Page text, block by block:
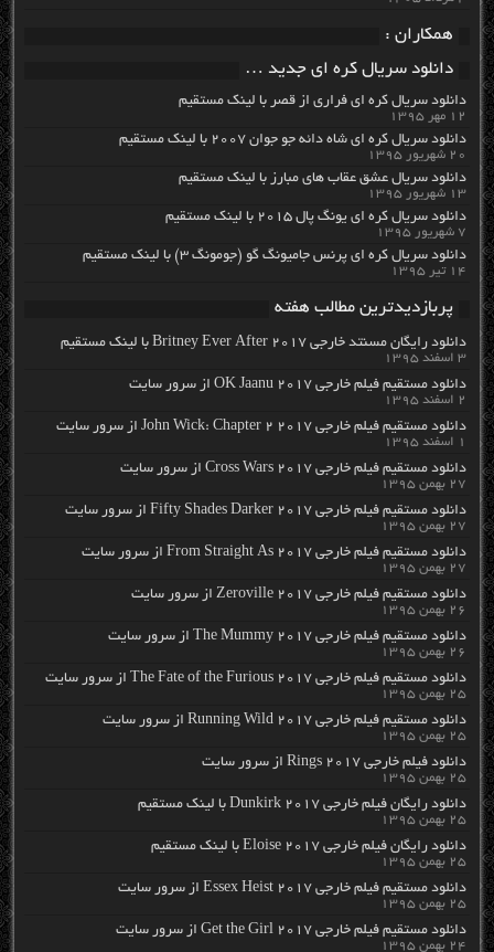
همکاران :
دانلود سریال کره ای جدید …
دانلود سریال کره ای فراری از قصر با لینک مستقیم
۱۲ مهر ۱۳۹۵
دانلود سریال کره ای شاه دائه جو جوان ۲۰۰۷ با لینک مستقیم
۲۰ شهریور ۱۳۹۵
دانلود سریال عشق عقاب های مبارز با لینک مستقیم
۱۳ شهریور ۱۳۹۵
دانلود سریال کره ای یونگ پال ۲۰۱۵ با لینک مستقیم
۷ شهریور ۱۳۹۵
دانلود سریال کره ای پرنس جامیونگ گو (جومونگ ۳) با لینک مستقیم
۱۴ تیر ۱۳۹۵
پربازدیدترین مطالب هفته
دانلود رایگان مسنتد خارجی Britney Ever After 2017 با لینک مستقیم
۳ اسفند ۱۳۹۵
دانلود مستقیم فیلم خارجی OK Jaanu 2017 از سرور سایت
۲ اسفند ۱۳۹۵
دانلود مستقیم فیلم خارجی John Wick: Chapter 2 2017 از سرور سایت
۱ اسفند ۱۳۹۵
دانلود مستقیم فیلم خارجی Cross Wars 2017 از سرور سایت
۲۷ بهمن ۱۳۹۵
دانلود مستقیم فیلم خارجی Fifty Shades Darker 2017 از سرور سایت
۲۷ بهمن ۱۳۹۵
دانلود مستقیم فیلم خارجی From Straight As 2017 از سرور سایت
۲۷ بهمن ۱۳۹۵
دانلود مستقیم فیلم خارجی Zeroville 2017 از سرور سایت
۲۶ بهمن ۱۳۹۵
دانلود مستقیم فیلم خارجی The Mummy 2017 از سرور سایت
۲۶ بهمن ۱۳۹۵
دانلود مستقیم فیلم خارجی The Fate of the Furious 2017 از سرور سایت
۲۵ بهمن ۱۳۹۵
دانلود مستقیم فیلم خارجی Running Wild 2017 از سرور سایت
۲۵ بهمن ۱۳۹۵
دانلود فیلم خارجی Rings 2017 از سرور سایت
۲۵ بهمن ۱۳۹۵
دانلود رایگان فیلم خارجی Dunkirk 2017 با لینک مستقیم
۲۵ بهمن ۱۳۹۵
دانلود رایگان فیلم خارجی Eloise 2017 با لینک مستقیم
۲۵ بهمن ۱۳۹۵
دانلود مستقیم فیلم خارجی Essex Heist 2017 از سرور سایت
۲۵ بهمن ۱۳۹۵
دانلود مستقیم فیلم خارجی Get the Girl 2017 از سرور سایت
۲۴ بهمن ۱۳۹۵